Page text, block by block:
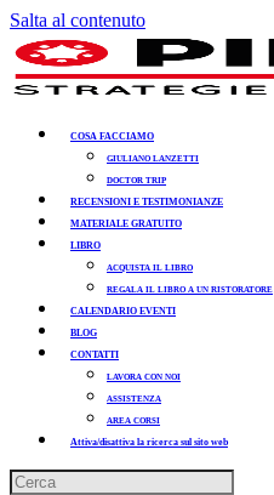
Salta al contenuto
COSA FACCIAMO
GIULIANO LANZETTI
DOCTOR TRIP
RECENSIONI E TESTIMONIANZE
MATERIALE GRATUITO
LIBRO
ACQUISTA IL LIBRO
REGALA IL LIBRO A UN RISTORATORE
CALENDARIO EVENTI
BLOG
CONTATTI
LAVORA CON NOI
ASSISTENZA
AREA CORSI
Attiva/disattiva la ricerca sul sito web